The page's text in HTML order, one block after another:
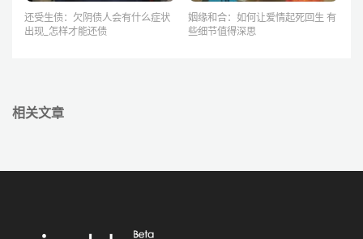
还受生债：欠阴债人会有什么症状
出现_怎样才能还债
姻缘和合：如何让爱情起死回生 有
些细节值得深思
相关文章